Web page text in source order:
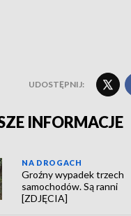
UDOSTĘPNIJ:
INFORMACJE
NA DROGACH
Groźny wypadek trzech
samochodów. Są ranni
[ZDJĘCIA]